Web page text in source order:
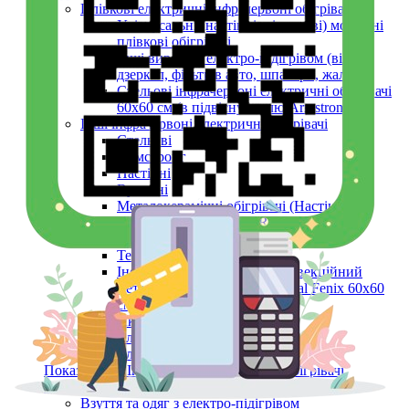
Плівкові електричні інфрачервоні обігрівачі
Універсальні (настінні, підлогові) мобільні
плівкові обігрівачі
Інші вироби з електро-підігрівом (вікон,
дзеркал, фільтрів авто, шпалери, жалюзі)
Стельові інфрачервоні електричні обігрівачі
60х60 см (в підвісну стелю Armstrong)
Інші інфрачервоні електричні обігрівачі
Стельові
Армстронг
Настінні
Вуличні
Металокерамічні обігрівачі (Настінні,
Стельові, Підлогові, ARMSTRONG)
Керамічні панелі (інфрачервоні)
Тепловентилятори
Інфрачервоний обігрівач конвекційний
металокерамічний Monocrystal Fenix 60x60
см 750 Вт
Аксесуари
Електричні рушникосушки
Електроконвектори
Показати усі Інфрачервоні електричні обігрівачі
Обігрів та сушіння
Взуття та одяг з електро-підігрівом